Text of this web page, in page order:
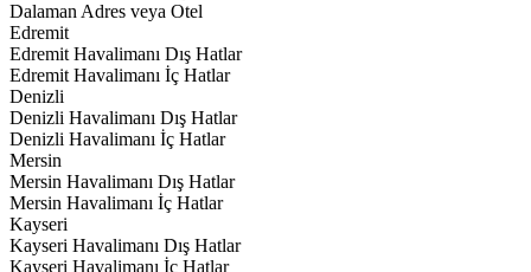
Dalaman Adres veya Otel
Edremit
Edremit Havalimanı Dış Hatlar
Edremit Havalimanı İç Hatlar
Denizli
Denizli Havalimanı Dış Hatlar
Denizli Havalimanı İç Hatlar
Mersin
Mersin Havalimanı Dış Hatlar
Mersin Havalimanı İç Hatlar
Kayseri
Kayseri Havalimanı Dış Hatlar
Kayseri Havalimanı İç Hatlar